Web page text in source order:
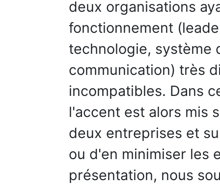
deux organisations
fonctionnement
technologie, système
communication) très
incompatibles. Dans
l'accent est alors mis
deux entreprises et
ou d'en minimiser les
présentation, nous